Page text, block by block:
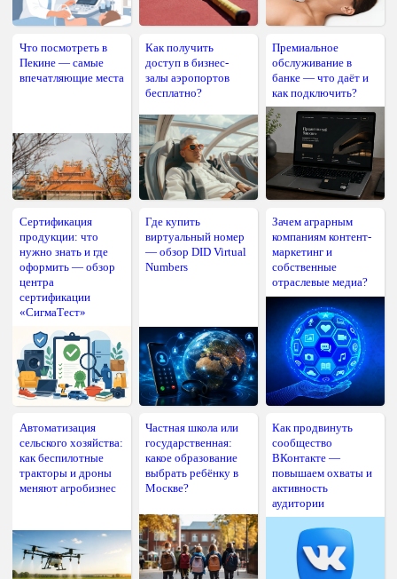
Что посмотреть в
Пекине — самые
впечатляющие места
Как получить
доступ в бизнес-
залы аэропортов
бесплатно?
Премиальное
обслуживание в
банке — что даёт и
как подключить?
Сертификация
продукции: что
нужно знать и где
оформить — обзор
центра
сертификации
«СигмаТест»
Где купить
виртуальный номер
— обзор DID Virtual
Numbers
Зачем аграрным
компаниям контент-
маркетинг и
собственные
отраслевые медиа?
Автоматизация
сельского хозяйства:
как беспилотные
тракторы и дроны
меняют агробизнес
Частная школа или
государственная:
какое образование
выбрать ребёнку в
Москве?
Как продвинуть
сообщество
ВКонтакте —
повышаем охваты и
активность
аудитории